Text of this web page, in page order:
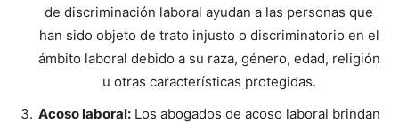
de discriminación laboral ayudan a las personas que
han sido objeto de trato injusto o discriminatorio en el
ámbito laboral debido a su raza, género, edad, religión
u otras características protegidas.
Acoso laboral:Los abogados de acoso laboral brindan